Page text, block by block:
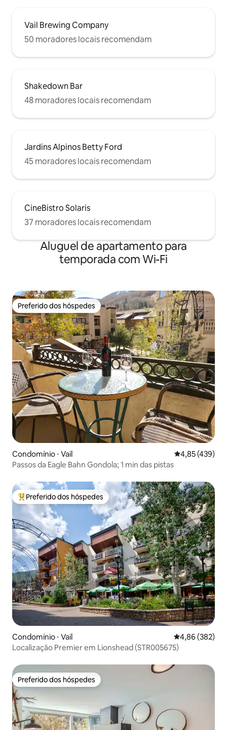
Vail Brewing Company
50 moradores locais recomendam
Shakedown Bar
48 moradores locais recomendam
Jardins Alpinos Betty Ford
45 moradores locais recomendam
CineBistro Solaris
37 moradores locais recomendam
Aluguel de apartamento para
temporada com Wi-Fi
Preferido dos hóspedes
Preferido dos hóspedes
Condomínio ⋅ Vail 4,85 de uma
4,85 (439)
Passos da Eagle Bahn Gondola; 1 min das pistas
Entre os melhores preferidos dos hóspedes
Preferido dos hóspedes
Condomínio ⋅ Vail 4,86 de uma
4,86 (382)
Localização Premier em Lionshead (STR005675)
Preferido dos hóspedes
Preferido dos hóspedes